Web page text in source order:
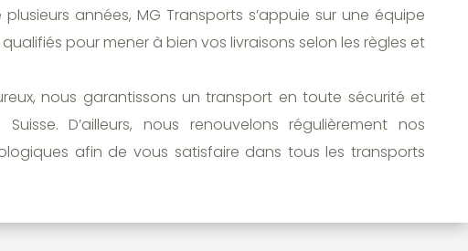
années, MG Transports s’appuie sur une équipe
pour mener à bien vos livraisons selon les règles et
nous garantissons un transport en toute sécurité et
D’ailleurs, nous renouvelons régulièrement nos
afin de vous satisfaire dans tous les transports